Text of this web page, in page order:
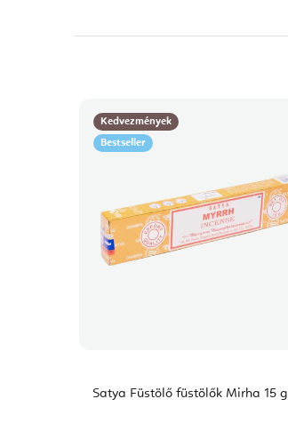
Kedvezmények
Bestseller
Satya Füstölő füstölők Mirha 15 g